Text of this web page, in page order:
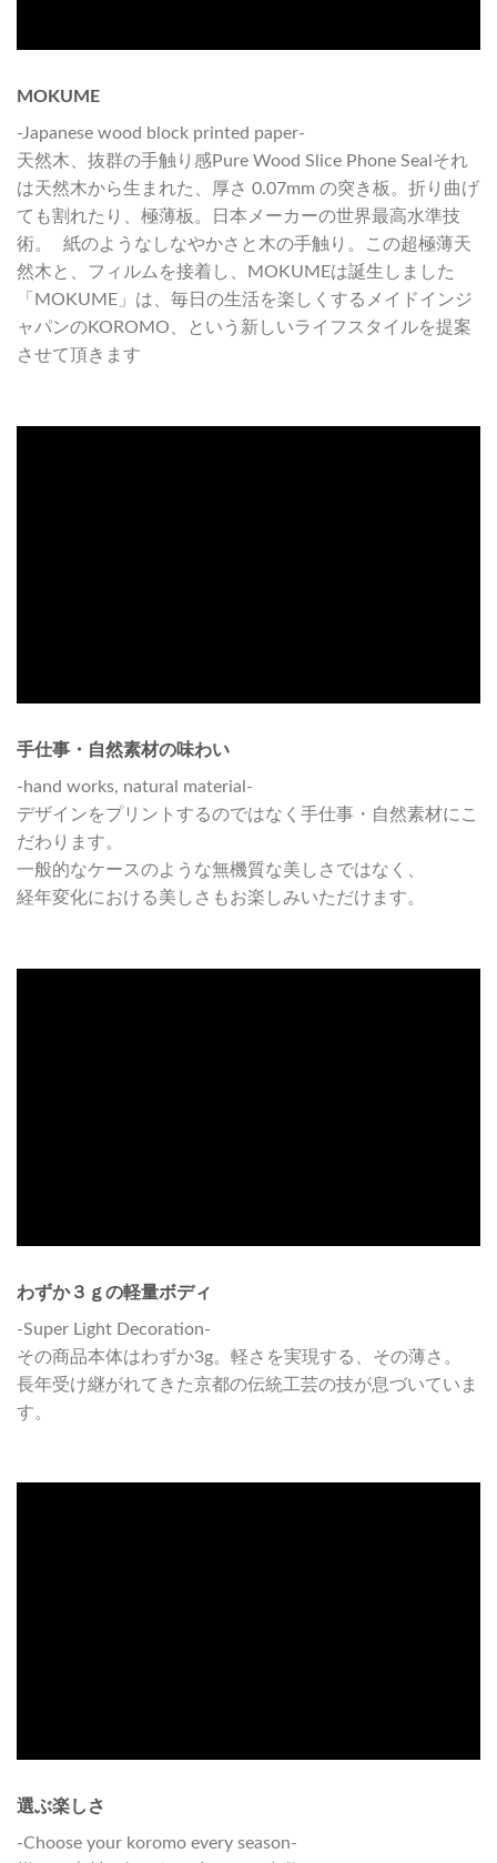
MOKUME
-Japanese wood block printed paper-
天然木、抜群の手触り感Pure Wood Slice Phone Sealそれ
は天然木から生まれた、厚さ 0.07mm の突き板。折り曲げ
ても割れたり、極薄板。日本メーカーの世界最高水準技
術。 紙のようなしなやかさと木の手触り。この超極薄天
然木と、フィルムを接着し、MOKUMEは誕生しました
「MOKUME」は、毎日の生活を楽しくするメイドインジ
ャパンのKOROMO、という新しいライフスタイルを提案
させて頂きます
手仕事・自然素材の味わい
-hand works, natural material-
デザインをプリントするのではなく手仕事・自然素材にこ
だわります。
一般的なケースのような無機質な美しさではなく、
経年変化における美しさもお楽しみいただけます。
わずか３ｇの軽量ボディ
-Super Light Decoration-
その商品本体はわずか3g。軽さを実現する、その薄さ。
長年受け継がれてきた京都の伝統工芸の技が息づいていま
す。
選ぶ楽しさ
-Choose your koromo every season-